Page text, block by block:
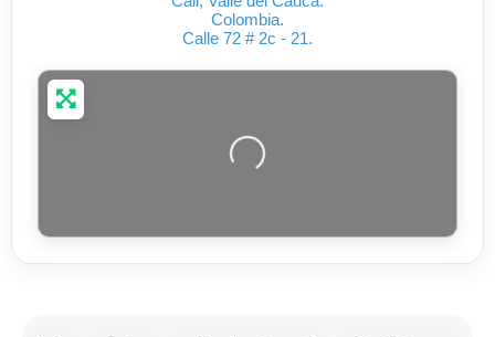
Colombia.
Calle 72 # 2c - 21.
Cargando…